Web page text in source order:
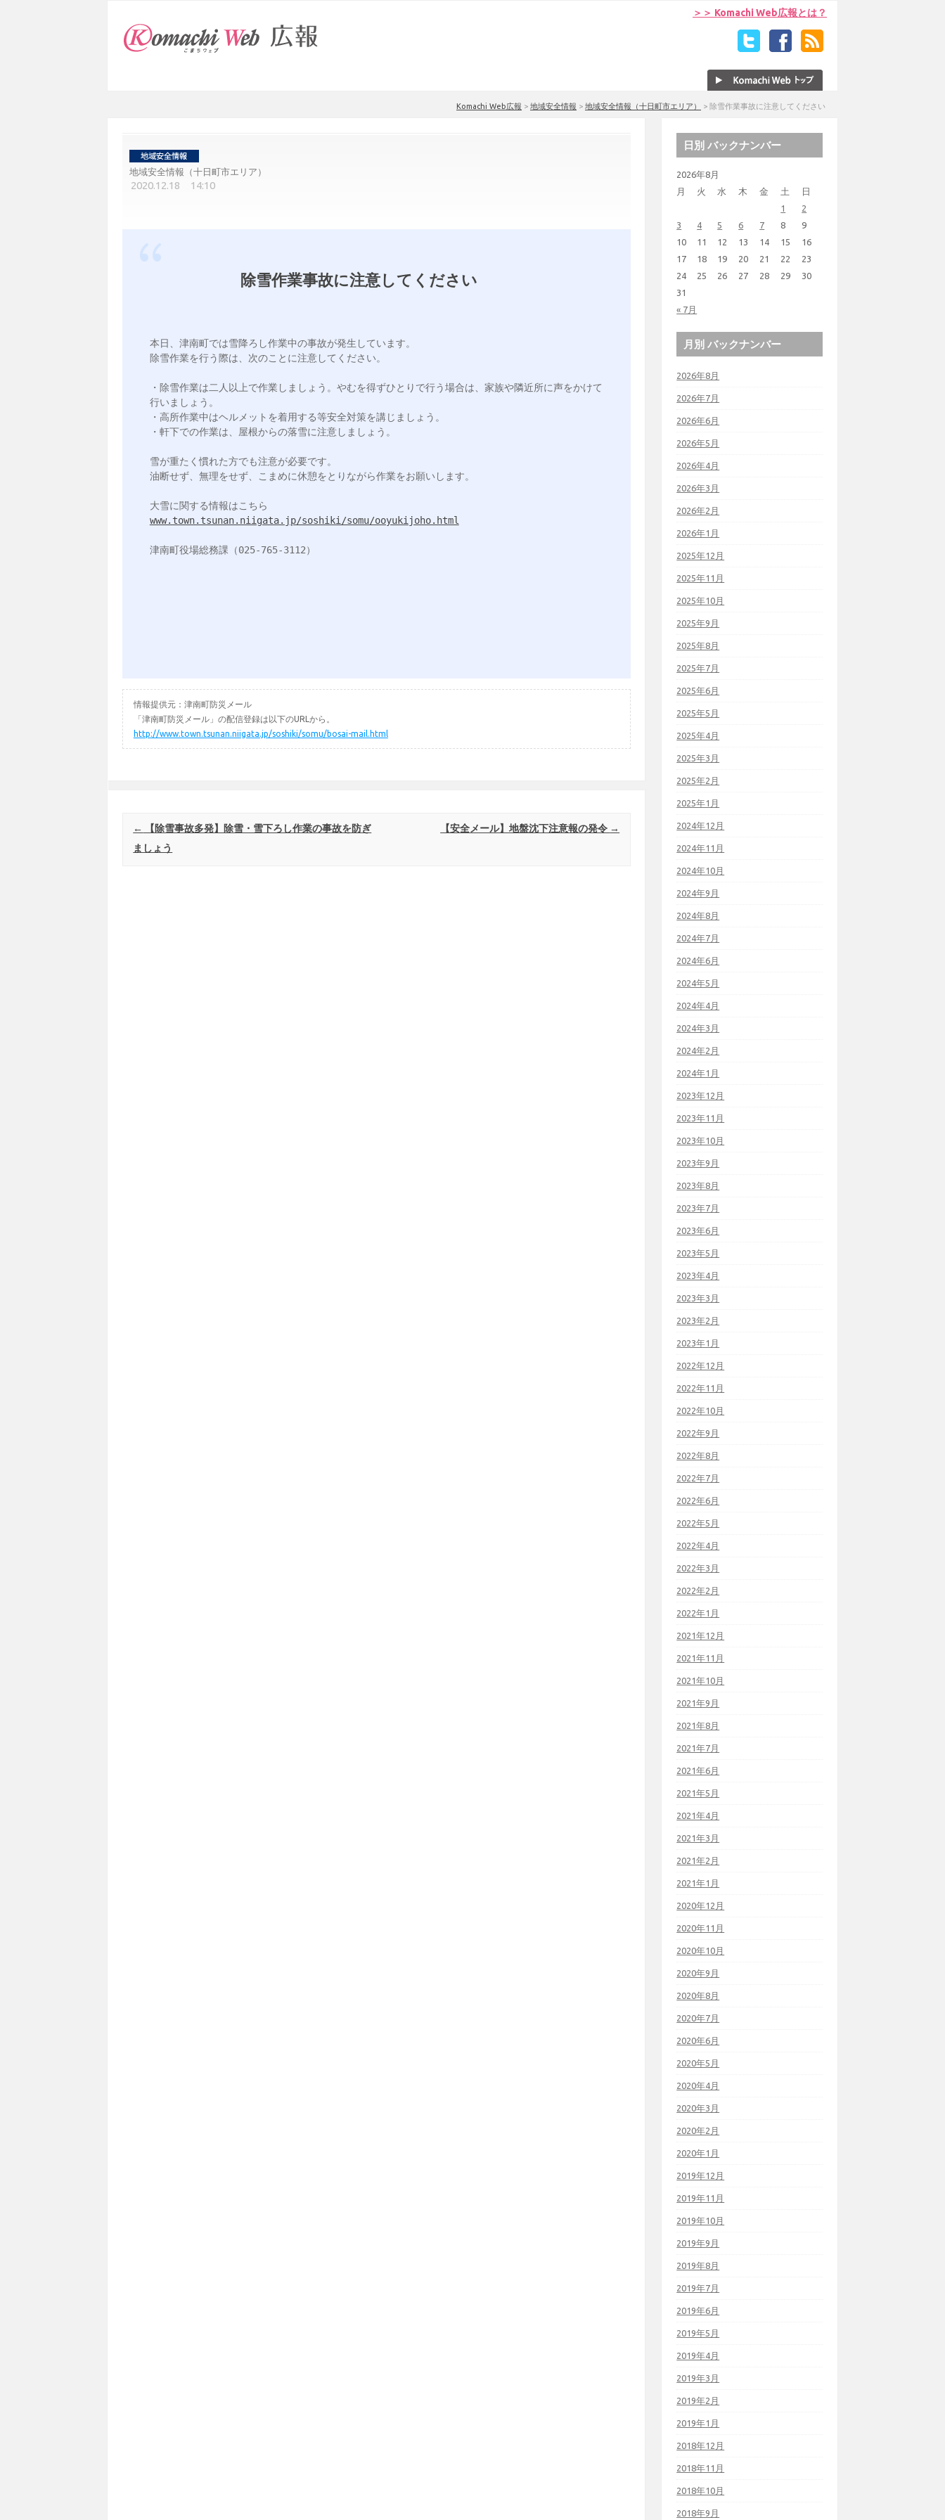
＞＞ Komachi Web広報とは？
Komachi Web広報 > 地域安全情報 > 地域安全情報（十日町市エリア） > 除雪作業事故に注意してください
地域安全情報（十日町市エリア）
2020.12.18 14:10
除雪作業事故に注意してください
本日、津南町では雪降ろし作業中の事故が発生しています。
除雪作業を行う際は、次のことに注意してください。
・除雪作業は二人以上で作業しましょう。やむを得ずひとりで行う場合は、家族や隣近所に声をかけて
行いましょう。
・高所作業中はヘルメットを着用する等安全対策を講じましょう。
・軒下での作業は、屋根からの落雪に注意しましょう。
雪が重たく慣れた方でも注意が必要です。
油断せず、無理をせず、こまめに休憩をとりながら作業をお願いします。
www.town.tsunan.niigata.jp/soshiki/somu/ooyukijoho.html
津南町役場総務課（025-765-3112）
情報提供元：津南町防災メール
「津南町防災メール」の配信登録は以下のURLから。
http://www.town.tsunan.niigata.jp/soshiki/somu/bosai-mail.html
Post navigation
←
【除雪事故多発】除雪・雪下ろし作業の事故を防ぎ
ましょう
【安全メール】地盤沈下注意報の発令 →
日別 バックナンバー
2026年8月
月
火 水 木 金 土 日
« 7月
1
2
3
4 5 6 7 8
9
10
11 12 13 14 15
16
17
18 19 20 21 22
23
24
25 26 27 28 29
30
31
月別 バックナンバー
2026年8月
2026年7月
2026年6月
2026年5月
2026年4月
2026年3月
2026年2月
2026年1月
2025年12月
2025年11月
2025年10月
2025年9月
2025年8月
2025年7月
2025年6月
2025年5月
2025年4月
2025年3月
2025年2月
2025年1月
2024年12月
2024年11月
2024年10月
2024年9月
2024年8月
2024年7月
2024年6月
2024年5月
2024年4月
2024年3月
2024年2月
2024年1月
2023年12月
2023年11月
2023年10月
2023年9月
2023年8月
2023年7月
2023年6月
2023年5月
2023年4月
2023年3月
2023年2月
2023年1月
2022年12月
2022年11月
2022年10月
2022年9月
2022年8月
2022年7月
2022年6月
2022年5月
2022年4月
2022年3月
2022年2月
2022年1月
2021年12月
2021年11月
2021年10月
2021年9月
2021年8月
2021年7月
2021年6月
2021年5月
2021年4月
2021年3月
2021年2月
2021年1月
2020年12月
2020年11月
2020年10月
2020年9月
2020年8月
2020年7月
2020年6月
2020年5月
2020年4月
2020年3月
2020年2月
2020年1月
2019年12月
2019年11月
2019年10月
2019年9月
2019年8月
2019年7月
2019年6月
2019年5月
2019年4月
2019年3月
2019年2月
2019年1月
2018年12月
2018年11月
2018年10月
2018年9月